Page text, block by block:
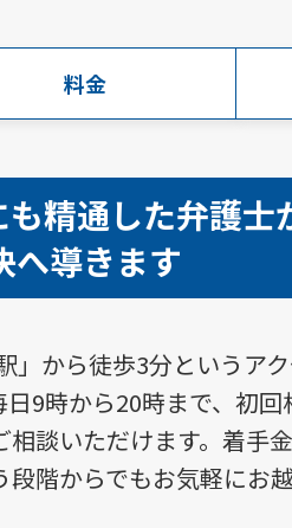
料金
精通した弁護士
へ導きます
から徒歩3分というア
9時から20時まで、初
談いただけます。着手
階からでもお気軽にお越